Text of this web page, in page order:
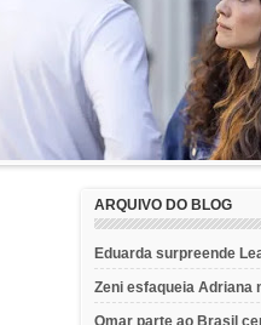
ARQUIVO DO BLOG
Eduarda surpreende
Zeni esfaqueia Adriana